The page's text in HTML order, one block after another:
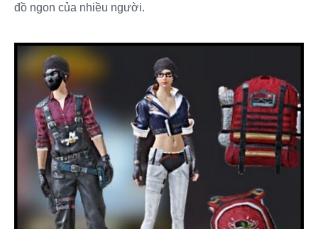
đồ ngon của nhiều người.